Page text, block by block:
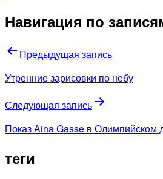
Навигация по
Предыдущая запись
Утренние зарисовки по небу
Следующая запись
Показ Aina Gasse в Олимпийском
теги